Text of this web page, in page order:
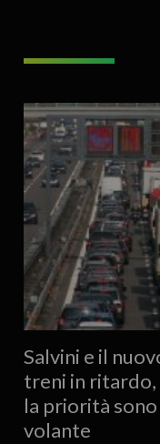
Salvini e il
treni in ritardo,
la priorità
volante